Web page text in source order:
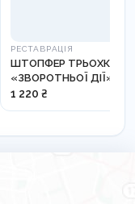
РЕСТАВРАЦІЯ
ШТОПФЕР
«ЗВОРОТНЬОЇ ДІЇ»
LM 351-381 XSI
1 220 ₴